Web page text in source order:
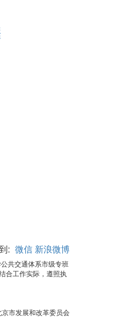
: 微信 新浪微博
共交通体系市级专班
合工作实际，遵照执
市发展和改革委员会